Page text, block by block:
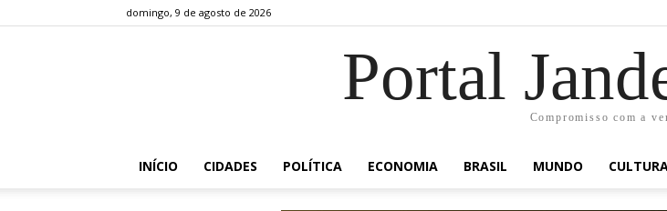
domingo, 9 de agosto de 2026
Portal
Compromisso com a
INÍCIO CIDADES POLÍTICA ECONOMIA BRASIL MUNDO